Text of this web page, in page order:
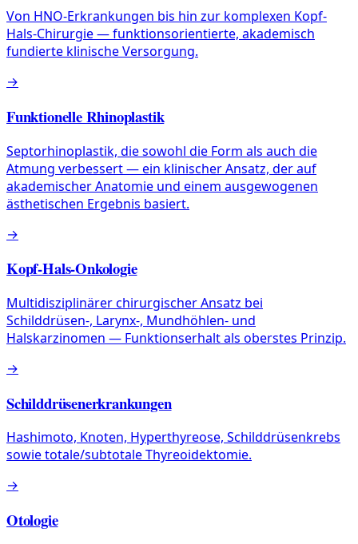
Von HNO-Erkrankungen bis hin zur komplexen Kopf-
Hals-Chirurgie — funktionsorientierte, akademisch
fundierte klinische Versorgung.
→
Funktionelle Rhinoplastik
Septorhinoplastik, die sowohl die Form als auch die
Atmung verbessert — ein klinischer Ansatz, der auf
akademischer Anatomie und einem ausgewogenen
ästhetischen Ergebnis basiert.
→
Kopf-Hals-Onkologie
Multidisziplinärer chirurgischer Ansatz bei
Schilddrüsen-, Larynx-, Mundhöhlen- und
Halskarzinomen — Funktionserhalt als oberstes Prinzip.
→
Schilddrüsenerkrankungen
Hashimoto, Knoten, Hyperthyreose, Schilddrüsenkrebs
sowie totale/subtotale Thyreoidektomie.
→
Otologie